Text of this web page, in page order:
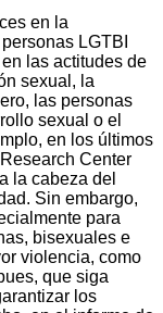
en la
LGTBI
las actitudes de
sexual, la
las personas
sexual o el
en los últimos
Center
la cabeza del
Sin embargo,
para
bisexuales e
violencia, como
que siga
los